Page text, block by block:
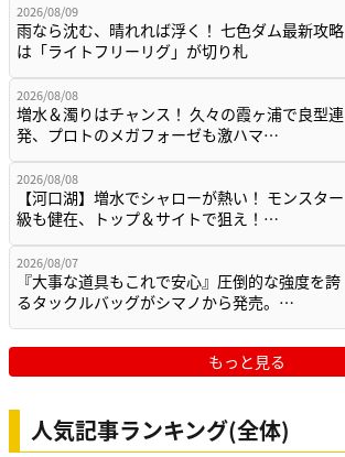
2026/08/09
雨なら沈む、晴れれば浮く！ 七色ダム最新攻略
は「ライトフリーリグ」が切り札
2026/08/08
増水＆濁りはチャンス！ 久々の霞ヶ浦で良型連
発、プロトのメガフォーゼも激ハマ…
2026/08/08
【河口湖】増水でシャローが熱い！ モンスター
級も健在、トップ＆サイトで狙え！…
2026/08/07
『大事な道具もこれで安心』圧倒的な強度を誇
るタックルバッグがシマノから発売。…
もっと見る
人気記事ランキング(全体)